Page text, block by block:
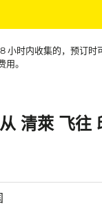
小时内收集的，预订时
。
清萊 飞往